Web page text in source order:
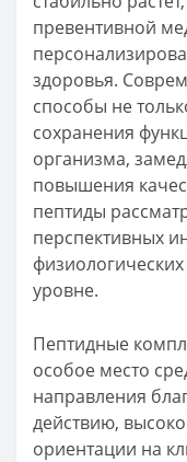
превентивной
здоровья.
способы не
сохранения
организма,
повышения
пептиды
перспективных
уровне.
Пептидные
особое место
направления
действию,
ориентации на